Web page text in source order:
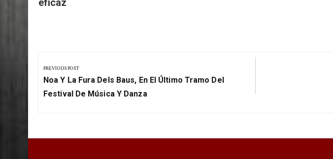
formatos de manera simple y
Navegación
de
entradas
Previous
Noa Y La Fura Dels Baus, En El Último Tramo Del